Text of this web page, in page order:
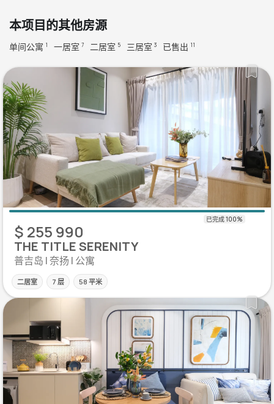
本项目的其他房源
单间公寓 1 一居室 7 二居室 5 三居室 3 已售出 11
$ 255 990
THE TITLE SERENITY
普吉岛 | 奈扬 | 公寓
二居室 7 层 58 平米